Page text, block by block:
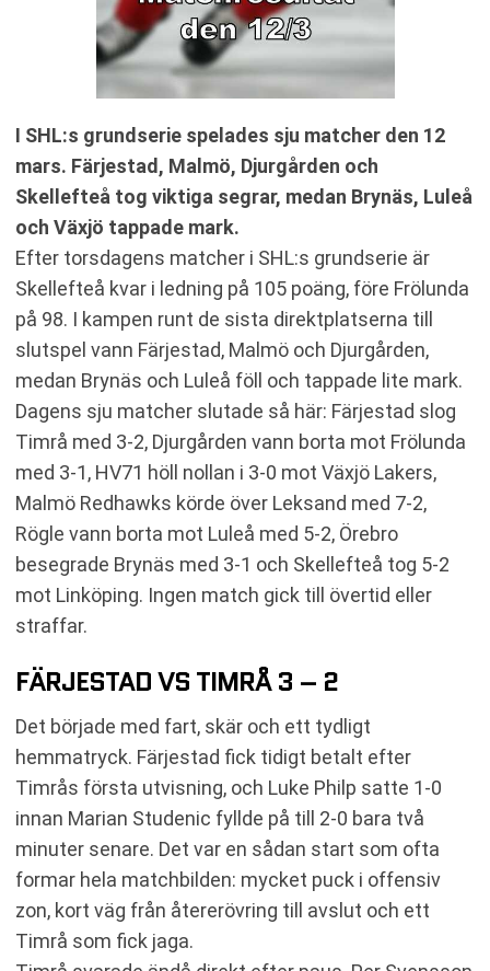
I SHL:s grundserie spelades sju matcher den 12
mars. Färjestad, Malmö, Djurgården och
Skellefteå tog viktiga segrar, medan Brynäs, Luleå
och Växjö tappade mark.
Efter torsdagens matcher i SHL:s grundserie är
Skellefteå kvar i ledning på 105 poäng, före Frölunda
på 98. I kampen runt de sista direktplatserna till
slutspel vann Färjestad, Malmö och Djurgården,
medan Brynäs och Luleå föll och tappade lite mark.
Dagens sju matcher slutade så här: Färjestad slog
Timrå med 3-2, Djurgården vann borta mot Frölunda
med 3-1, HV71 höll nollan i 3-0 mot Växjö Lakers,
Malmö Redhawks körde över Leksand med 7-2,
Rögle vann borta mot Luleå med 5-2, Örebro
besegrade Brynäs med 3-1 och Skellefteå tog 5-2
mot Linköping. Ingen match gick till övertid eller
straffar.
FÄRJESTAD VS TIMRÅ 3 – 2
Det började med fart, skär och ett tydligt
hemmatryck. Färjestad fick tidigt betalt efter
Timrås första utvisning, och Luke Philp satte 1-0
innan Marian Studenic fyllde på till 2-0 bara två
minuter senare. Det var en sådan start som ofta
formar hela matchbilden: mycket puck i offensiv
zon, kort väg från återerövring till avslut och ett
Timrå som fick jaga.